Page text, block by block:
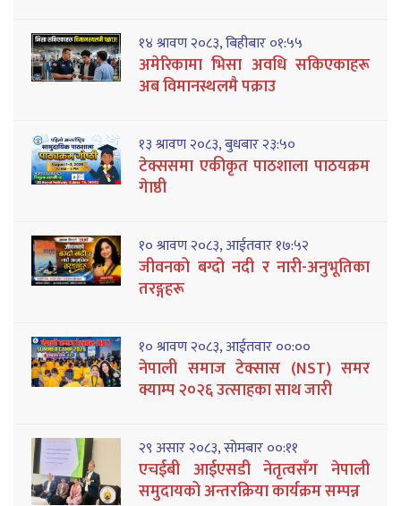
१४ श्रावण २०८३, बिहीबार ०१:५५
अमेरिकामा भिसा अवधि सकिएकाहरू
अब विमानस्थलमै पक्राउ
१३ श्रावण २०८३, बुधबार २३:५०
टेक्ससमा एकीकृत पाठशाला पाठयक्रम
गेाष्ठी
१० श्रावण २०८३, आईतवार १७:५२
जीवनको बग्दो नदी र नारी-अनुभूतिका
तरङ्गहरू
१० श्रावण २०८३, आईतवार ००:००
नेपाली समाज टेक्सास (NST) समर
क्याम्प २०२६ उत्साहका साथ जारी
२९ असार २०८३, सोमबार ००:११
एचईबी आईएसडी नेतृत्वसँग नेपाली
समुदायको अन्तरक्रिया कार्यक्रम सम्पन्न